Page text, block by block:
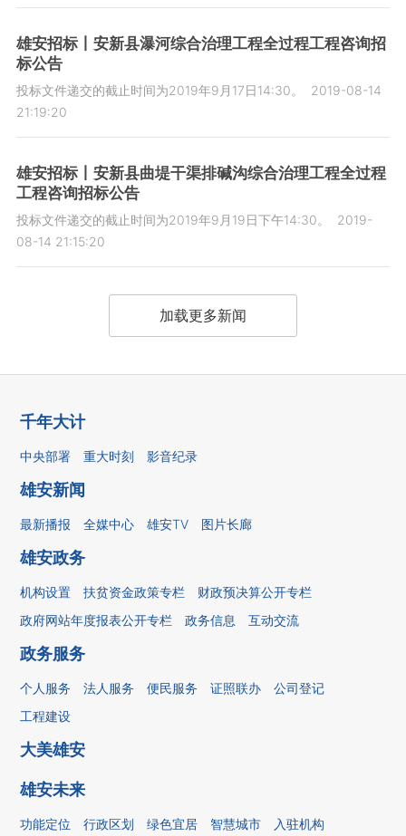
雄安招标丨安新县瀑河综合治理工程全过程工程咨询招
标公告
投标文件递交的截止时间为2019年9月17日14:30。
2019-08-14
21:19:20
雄安招标丨安新县曲堤干渠排碱沟综合治理工程全过程
工程咨询招标公告
投标文件递交的截止时间为2019年9月19日下午14:30。
2019-
08-14 21:15:20
加载更多新闻
千年大计
中央部署 重大时刻 影音纪录
雄安新闻
最新播报 全媒中心 雄安TV 图片长廊
雄安政务
机构设置 扶贫资金政策专栏
财政预决算公开专栏
政府网站年度报表公开专栏
政务信息 互动交流
政务服务
个人服务 法人服务 便民服务 证照联办
公司登记
工程建设
大美雄安
雄安未来
功能定位 行政区划 绿色宜居 智慧城市 入驻机构